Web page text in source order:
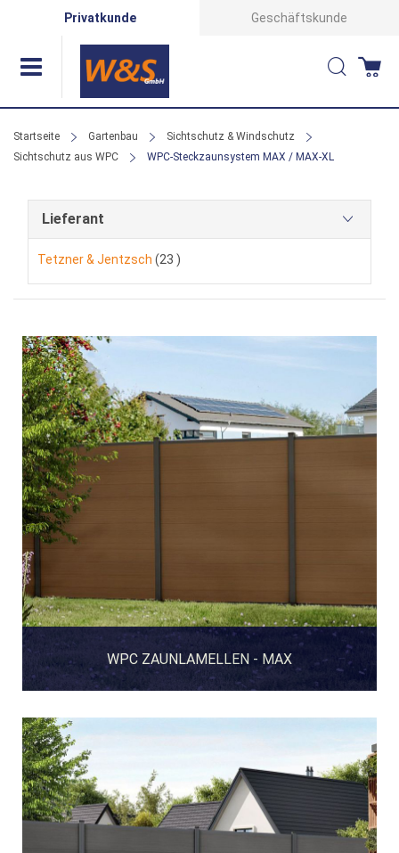
Privatkunde Geschäftskunde
Suche
Startseite Gartenbau
Sichtschutz & Windschutz
Sichtschutz aus WPC
WPC-Steckzaunsystem MAX / MAX-XL
WPC ZAUNLAMELLEN - MAX
Lieferant
Tetzner & Jentzsch 23 Artikel